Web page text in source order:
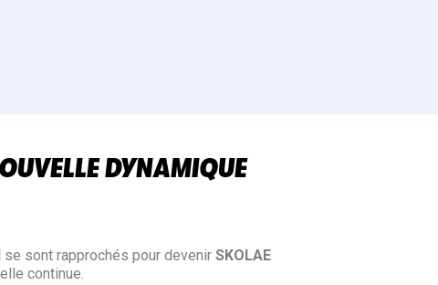
DYNAMIQUE
se sont rapprochés pour devenir SKOLAE
continue.